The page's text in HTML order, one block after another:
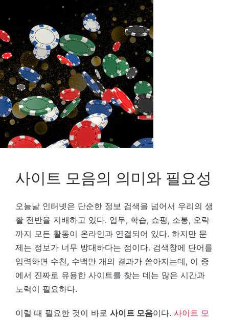
사이트 모음의 의미와 필요성
오늘날 인터넷은 단순한 정보 검색을 넘어서 우리의 생
활 전반을 지배하고 있다. 업무, 학습, 쇼핑, 소통, 오락
까지 모든 활동이 온라인과 연결되어 있다. 하지만 문
제는 정보가 너무 방대하다는 점이다. 검색창에 단어를
입력하면 수천, 수백만 개의 결과가 쏟아지는데, 이 중
에서 진짜로 유용한 사이트를 찾는 데는 많은 시간과
노력이 필요하다.
이럴 때 필요한 것이 바로 사이트 모음이다. 사이트 모